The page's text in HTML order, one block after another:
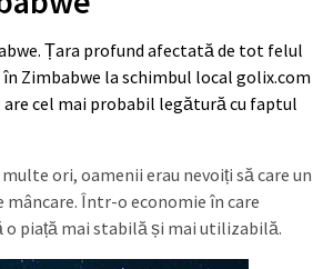
Țara profund afectată de tot felul
Zimbabwe la schimbul local golix.com
are cel mai probabil legătură cu faptul
ori, oamenii erau nevoiți să care un
Într-o economie în care
o piață mai stabilă și mai utilizabilă.